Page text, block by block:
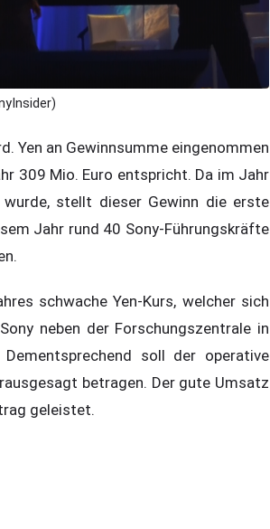
Yen an Gewinnsumme eingenommen
309 Mio. Euro entspricht. Da im Jahr
stellt dieser Gewinn die erste
Jahr rund 40 Sony-Führungskräfte
schwache Yen-Kurs, welcher sich
neben der Forschungszentrale in
soll der operative
betragen. Der gute Umsatz
geleistet.